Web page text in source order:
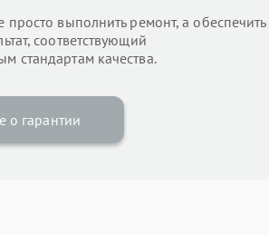
выполнить ремонт, а обеспечить
соответствующий
стандартам качества.
о гарантии